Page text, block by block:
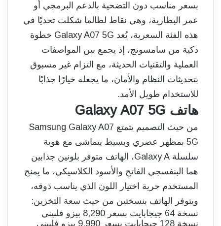
بسعر مناسب دون التضحية بالدعم البرمجي أو
عمر البطارية، وهي نقاط لطالما شكلت تحديًا في
هذه الفئة السعرية، يُعد Galaxy A07 5G خطوة
ذكية من سامسونج، إذ يجمع بين المواصفات
العملية والتقنيات الحديثة، مع التزام غير مسبوق
بتحديثات النظام والأمان، ما يجعله خيارًا جذابًا
للاستخدام طويل الأمد.
هاتف Galaxy A07 5G
من حيث التصميم يتمتع Samsung Galaxy A07
5G بمظهر عصري وبسيط يتماشى مع هوية
سلسلة Galaxy A، الهاتف متوفر بلونين جذابين
هما البنفسجي الفاتح والأسود الكلاسيكي، ما يمنح
المستخدم حرية اختيار اللون الذي يناسب ذوقه،
ويتوفر الهاتف بنسختين من حيث سعة التخزين:
نسخة 64 جيجابايت بسعر 8,290 بيزو فلبيني
نسخة 128 جيجابايت بسعر 9,990 بيزو فلبيني